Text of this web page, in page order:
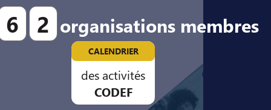
6 2 organisations membres
CALENDRIER
des activités
CODEF